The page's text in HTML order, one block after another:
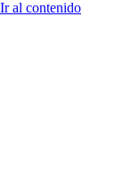
Ir al contenido